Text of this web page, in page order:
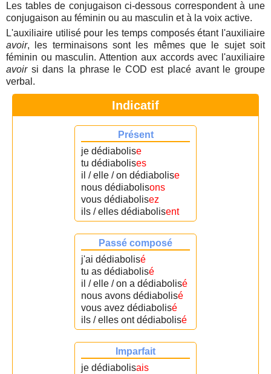
Les tables de conjugaison ci-dessous correspondent à une
conjugaison au féminin ou au masculin et à la voix active.
L'auxiliaire utilisé pour les temps composés étant l'auxiliaire
avoir, les terminaisons sont les mêmes que le sujet soit
féminin ou masculin. Attention aux accords avec l'auxiliaire
avoirsi dans la phrase le COD est placé avant le groupe
verbal.
Indicatif
Présent
je dédiabolise
tu dédiabolises
il / elle / on dédiabolise
nous dédiabolisons
vous dédiabolisez
ils / elles dédiabolisent
Passé composé
j'ai dédiabolisé
tu as dédiabolisé
il / elle / on a dédiabolisé
nous avons dédiabolisé
vous avez dédiabolisé
ils / elles ont dédiabolisé
Imparfait
je dédiabolisais